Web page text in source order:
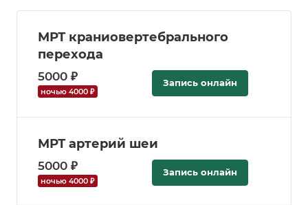
МРТ краниовертебрального
перехода
5000 ₽
ночью 4000 ₽
Запись онлайн
МРТ артерий шеи
5000 ₽
ночью 4000 ₽
Запись онлайн